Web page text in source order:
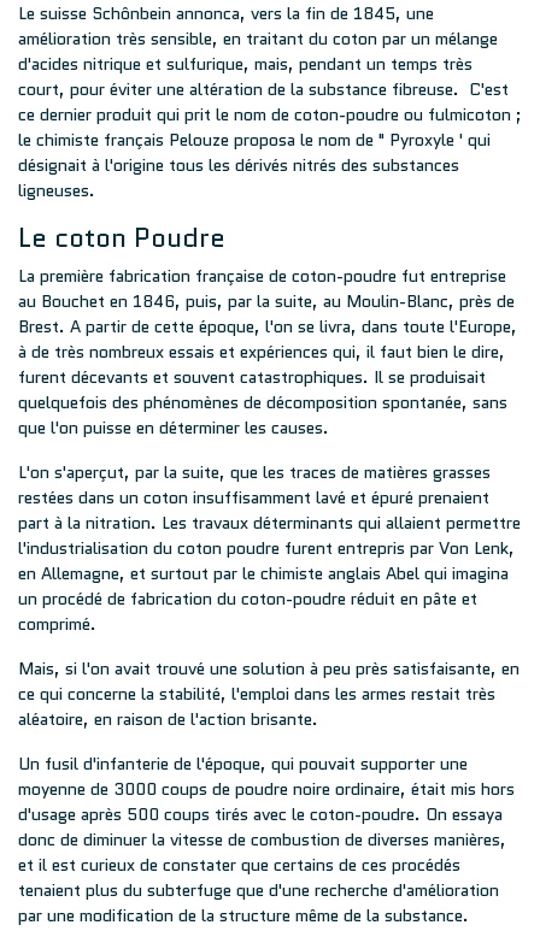
Le suisse Schônbein annonca, vers la fin de 1845, une
amélioration très sensible, en traitant du coton par un mélange
d'acides nitrique et sulfurique, mais, pendant un temps très
court, pour éviter une altération de la substance fibreuse. C'est
ce dernier produit qui prit le nom de coton-poudre ou fulmicoton ;
le chimiste français Pelouze proposa le nom de " Pyroxyle ' qui
désignait à l'origine tous les dérivés nitrés des substances
ligneuses.
Le coton Poudre
La première fabrication française de coton-poudre fut entreprise
au Bouchet en 1846, puis, par la suite, au Moulin-Blanc, près de
Brest. A partir de cette époque, l'on se livra, dans toute l'Europe,
à de très nombreux essais et expériences qui, il faut bien le dire,
furent décevants et souvent catastrophiques. Il se produisait
quelquefois des phénomènes de décomposition spontanée, sans
que l'on puisse en déterminer les causes.
L'on s'aperçut, par la suite, que les traces de matières grasses
restées dans un coton insuffisamment lavé et épuré prenaient
part à la nitration. Les travaux déterminants qui allaient permettre
l'industrialisation du coton poudre furent entrepris par Von Lenk,
en Allemagne, et surtout par le chimiste anglais Abel qui imagina
un procédé de fabrication du coton-poudre réduit en pâte et
comprimé.
Mais, si l'on avait trouvé une solution à peu près satisfaisante, en
ce qui concerne la stabilité, l'emploi dans les armes restait très
aléatoire, en raison de l'action brisante.
Un fusil d'infanterie de l'époque, qui pouvait supporter une
moyenne de 3000 coups de poudre noire ordinaire, était mis hors
d'usage après 500 coups tirés avec le coton-poudre. On essaya
donc de diminuer la vitesse de combustion de diverses manières,
et il est curieux de constater que certains de ces procédés
tenaient plus du subterfuge que d'une recherche d'amélioration
par une modification de la structure même de la substance.